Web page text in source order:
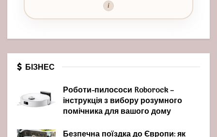
i
БІЗНЕС
Роботи-пилососи Roborock –
інструкція з вибору розумного
помічника для вашого дому
Безпечна поїздка до Європи: як